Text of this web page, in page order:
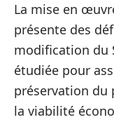
La mise en
présente des
modification du
étudiée pour
préservation du
la viabilité